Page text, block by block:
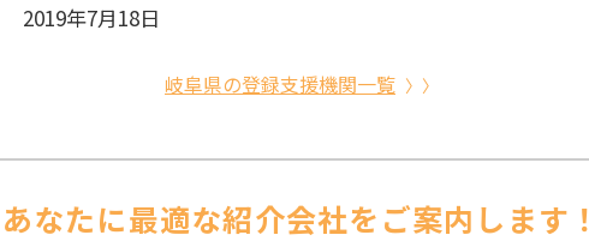
2019年7月18日
岐阜県の登録支援機関一覧
あなたに最適な紹介会社をご案内します！